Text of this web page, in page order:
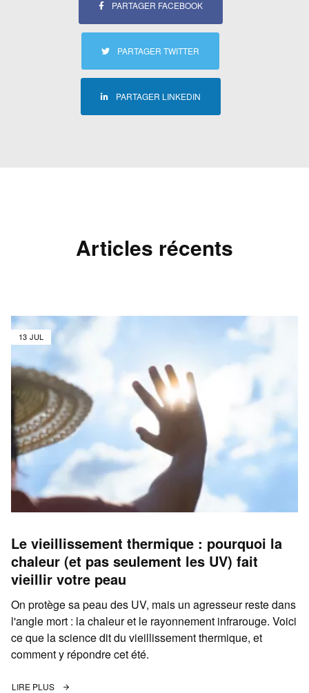
PARTAGER FACEBOOK
PARTAGER TWITTER
PARTAGER LINKEDIN
Articles récents
13 JUL
Le vieillissement thermique : pourquoi la
chaleur (et pas seulement les UV) fait
vieillir votre peau
On protège sa peau des UV, mais un agresseur reste dans
l'angle mort : la chaleur et le rayonnement infrarouge. Voici
ce que la science dit du vieillissement thermique, et
comment y répondre cet été.
LIRE PLUS